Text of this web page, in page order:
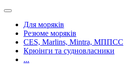
Для моряків
Резюме моряків
CES, Marlins, Mintra, МППСС
Крюінги та судновласники
...